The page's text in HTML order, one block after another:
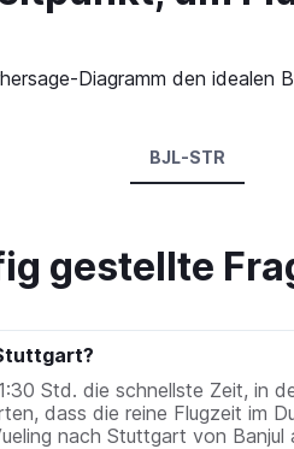
Diagramm den
BJL-STR
gestellte
Std. die schnellste Zeit, in
dass die reine Flugzeit im
nach Stuttgart von Banjul